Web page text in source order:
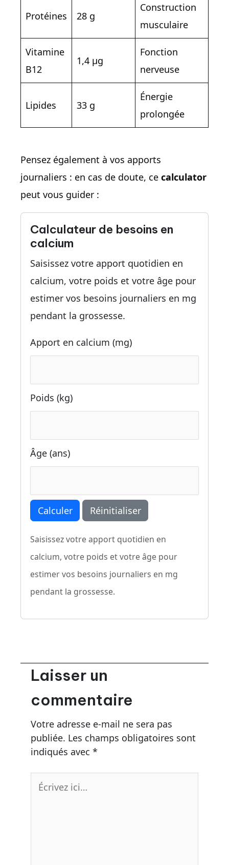
Protéines 28 g
Construction
musculaire
Vitamine
B12
1,4 µg
Fonction
nerveuse
Lipides 33 g
Énergie
prolongée
Pensez également à vos apports
journaliers : en cas de doute, ce calculator
peut vous guider :
Calculateur de besoins en
calcium
Saisissez votre apport quotidien en
calcium, votre poids et votre âge pour
estimer vos besoins journaliers en mg
pendant la grossesse.
Apport en calcium (mg)
Poids (kg)
Âge (ans)
Calculer Réinitialiser
Saisissez votre apport quotidien en
calcium, votre poids et votre âge pour
estimer vos besoins journaliers en mg
pendant la grossesse.
Laisser un
commentaire
Votre adresse e-mail ne sera pas
publiée. Les champs obligatoires sont
indiqués avec *
Écrivez
ici…